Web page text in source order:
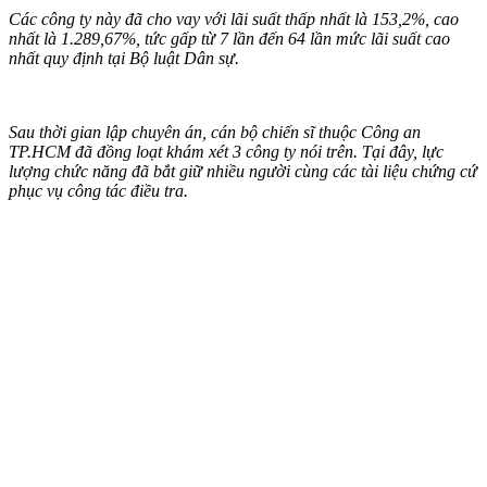
Các công ty này đã cho vay với lãi suất thấp nhất là 153,2%, cao
nhất là 1.289,67%, tức gấp từ 7 lần đến 64 lần mức lãi suất cao
nhất quy định tại Bộ luật Dân sự.
Sau thời gian lập chuyên án, cán bộ chiến sĩ thuộc Công an
TP.HCM đã đồng loạt khám xét 3 công ty nói trên. Tại đây, lực
lượng chức năng đã bắt giữ nhiều người cùng các tài liệu chứng cứ
phục vụ công tác điều tra.